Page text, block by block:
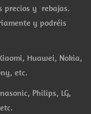
precios y rebajas.
y podréis
Huawei, Nokia,
etc.
Philips, LG,